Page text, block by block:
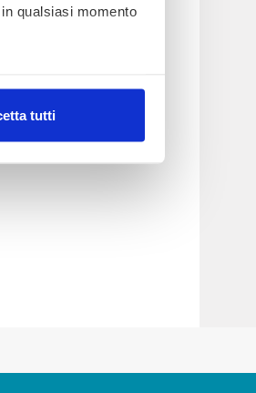
qualsiasi momento
(impronte
tutti